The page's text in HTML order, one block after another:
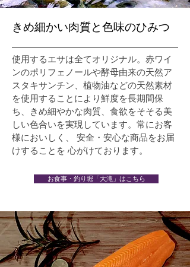
きめ細かい肉質と色味のひみつ
使用するエサは全てオリジナル。赤ワイ
ンのポリフェノールや酵母由来の天然ア
スタキサンチン、植物油などの天然素材
を使用することにより鮮度を長期間保
ち、きめ細やかな肉質、食欲をそそる美
しい色合いを実現しています。常にお客
様においしく、 安全・安心な商品をお届
けすることを 心がけております。
お食事・釣り堀「大滝」はこちら